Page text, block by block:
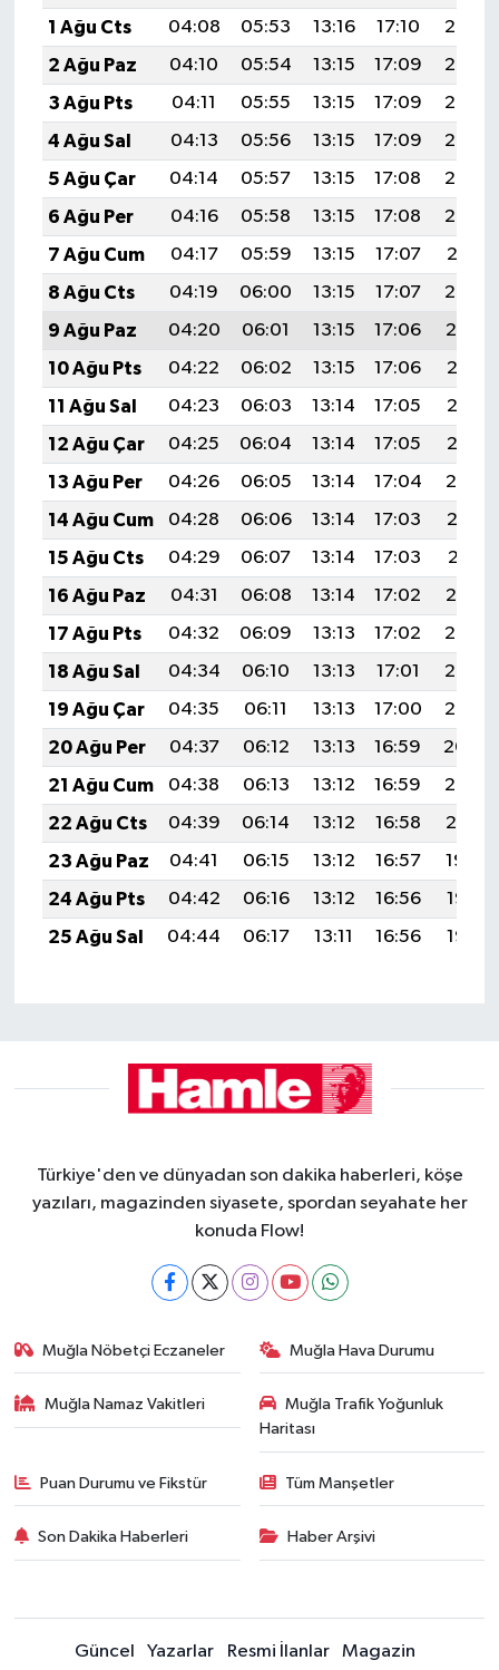
1 Ağu Cts
04:08 05:53 13:16 17:10
20:28
2 Ağu Paz
04:10 05:54 13:15 17:09
20:27
3 Ağu Pts
04:11 05:55 13:15 17:09
20:26
4 Ağu Sal
04:13 05:56 13:15 17:09
20:25
5 Ağu Çar
04:14 05:57 13:15 17:08
20:24
6 Ağu Per
04:16 05:58 13:15 17:08
20:23
7 Ağu Cum
04:17 05:59 13:15 17:07
20:21
8 Ağu Cts
04:19 06:00 13:15 17:07
20:20
9 Ağu Paz
04:20 06:01 13:15 17:06
20:19
10 Ağu Pts
04:22 06:02 13:15 17:06
20:18
11 Ağu Sal
04:23 06:03 13:14 17:05
20:16
12 Ağu Çar
04:25 06:04 13:14 17:05
20:15
13 Ağu Per
04:26 06:05 13:14 17:04
20:14
14 Ağu Cum
04:28 06:06 13:14 17:03
20:12
15 Ağu Cts
04:29 06:07 13:14 17:03
20:11
16 Ağu Paz
04:31 06:08 13:14 17:02
20:10
17 Ağu Pts
04:32 06:09 13:13 17:02
20:08
18 Ağu Sal
04:34 06:10 13:13 17:01
20:07
19 Ağu Çar
04:35 06:11 13:13 17:00
20:05
20 Ağu Per
04:37 06:12 13:13 16:59
20:04
21 Ağu Cum
04:38 06:13 13:12 16:59
20:02
22 Ağu Cts
04:39 06:14 13:12 16:58
20:01
23 Ağu Paz
04:41 06:15 13:12 16:57
19:59
24 Ağu Pts
04:42 06:16 13:12 16:56
19:58
25 Ağu Sal
04:44 06:17 13:11 16:56 19:56
Türkiye'den ve dünyadan son dakika haberleri, köşe
yazıları, magazinden siyasete, spordan seyahate her
konuda Flow!
Muğla Nöbetçi Eczaneler Muğla Hava Durumu
Muğla Namaz Vakitleri
Muğla Trafik Yoğunluk
Haritası
Puan Durumu ve Fikstür Tüm Manşetler
Son Dakika Haberleri Haber Arşivi
Güncel Yazarlar Resmi İlanlar
Magazin